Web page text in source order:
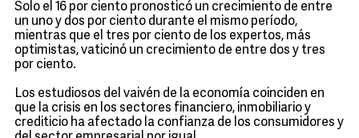
Solo el 16 por ciento pronosticó un crecimiento de entre
un uno y dos por ciento durante el mismo período,
mientras que el tres por ciento de los expertos, más
optimistas, vaticinó un crecimiento de entre dos y tres
por ciento.
Los estudiosos del vaivén de la economía coinciden en
que la crisis en los sectores financiero, inmobiliario y
crediticio ha afectado la confianza de los consumidores y